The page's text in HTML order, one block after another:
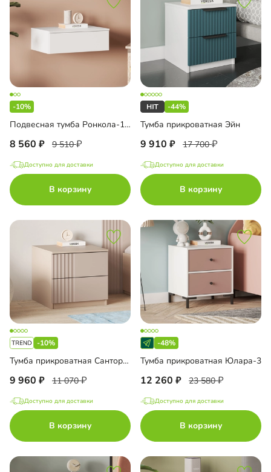
-10%
Подвесная тумба Ронкола-1.1
8 560 9 510
Доступно для доставки
В корзину
-44%
Тумба прикроватная Эйн
9 910 17 700
Доступно для доставки
В корзину
-10%
Тумба прикроватная Санторини Лайф
9 960 11 070
Доступно для доставки
В корзину
-48%
Тумба прикроватная Юлара-3
12 260 23 580
Доступно для доставки
В корзину